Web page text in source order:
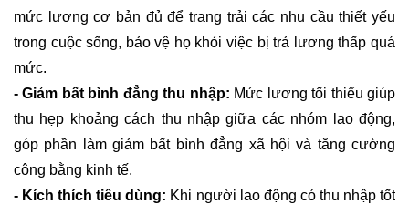
mức lương cơ bản đủ để trang trải các nhu cầu thiết yếu
trong cuộc sống, bảo vệ họ khỏi việc bị trả lương thấp quá
mức.
- Giảm bất bình đẳng thu nhập: Mức lương tối thiểu giúp
thu hẹp khoảng cách thu nhập giữa các nhóm lao động,
góp phần làm giảm bất bình đẳng xã hội và tăng cường
công bằng kinh tế.
- Kích thích tiêu dùng: Khi người lao động có thu nhập tốt